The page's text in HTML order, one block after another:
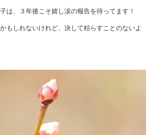
は、３年後こそ嬉し涙の報告を待ってます！
もしれないけれど、決して枯らすことのないよ